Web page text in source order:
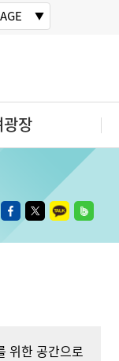
장
위한 공간으로